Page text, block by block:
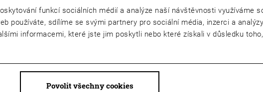
funkcí sociálních médií a analýze naší návštěvnosti využíváme
používáte, sdílíme se svými partnery pro sociální média, inzerci a
informacemi, které jste jim poskytli nebo které získali v důsledku
Povolit všechny cookies